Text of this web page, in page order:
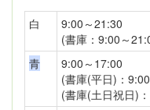
白
9:00～21:30
(書庫：9:00～
青
9:00～17:00
(書庫(平日)：
(書庫(土日祝日)